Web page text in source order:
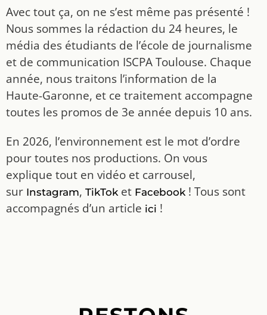
Avec tout ça, on ne s’est même pas présenté !
Nous sommes la rédaction du 24 heures, le
média des étudiants de l’école de journalisme
et de communication ISCPA Toulouse. Chaque
année, nous traitons l’information de la
Haute-Garonne, et ce traitement accompagne
toutes les promos de 3e année depuis 10 ans.
En 2026, l’environnement est le mot d’ordre
pour toutes nos productions. On vous
explique tout en vidéo et carrousel,
sur Instagram, TikToket Facebook! Tous sont
accompagnés d’un article ici !